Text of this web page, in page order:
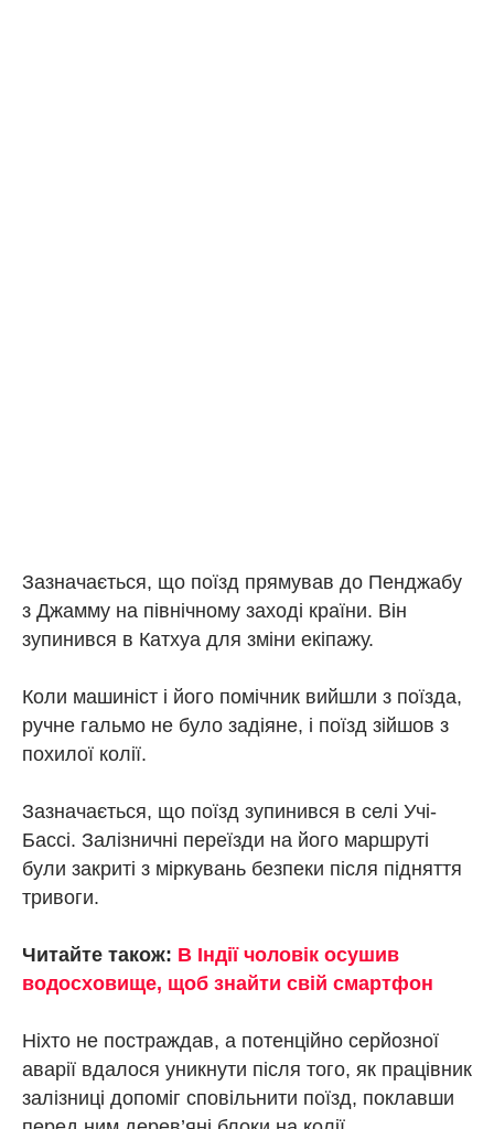
Зазначається, що поїзд прямував до Пенджабу
з Джамму на північному заході країни. Він
зупинився в Катхуа для зміни екіпажу.
Коли машиніст і його помічник вийшли з поїзда,
ручне гальмо не було задіяне, і поїзд зійшов з
похилої колії.
Зазначається, що поїзд зупинився в селі Учі-
Бассі. Залізничні переїзди на його маршруті
були закриті з міркувань безпеки після підняття
тривоги.
Читайте також: В Індії чоловік осушив
водосховище, щоб знайти свій смартфон
Ніхто не постраждав, а потенційно серйозної
аварії вдалося уникнути після того, як працівник
залізниці допоміг сповільнити поїзд, поклавши